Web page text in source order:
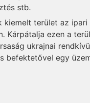
stb.
kiemelt terület az
Kárpátalja ezen a
ukrajnai
befektetővel egy